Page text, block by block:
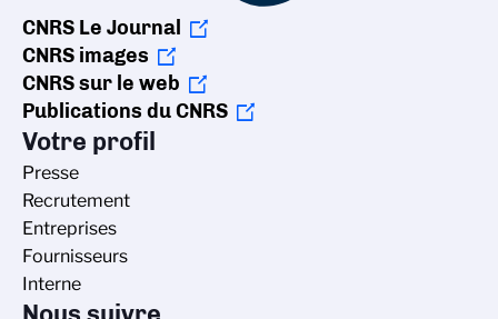
CNRS Le Journal
CNRS images
CNRS sur le web
Publications du CNRS
Votre profil
Presse
Recrutement
Entreprises
Fournisseurs
Interne